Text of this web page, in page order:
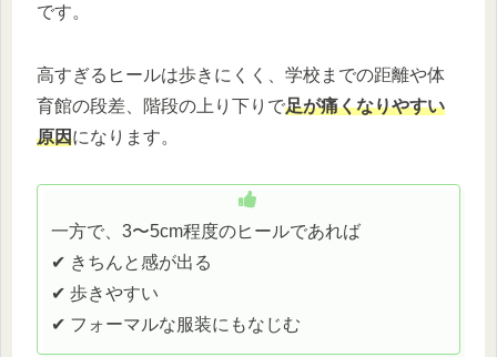
です。
高すぎるヒールは歩きにくく、学校までの距離や体
育館の段差、階段の上り下りで足が痛くなりやすい
原因になります。
一方で、3〜5cm程度のヒールであれば
✔ きちんと感が出る
✔ 歩きやすい
✔ フォーマルな服装にもなじむ